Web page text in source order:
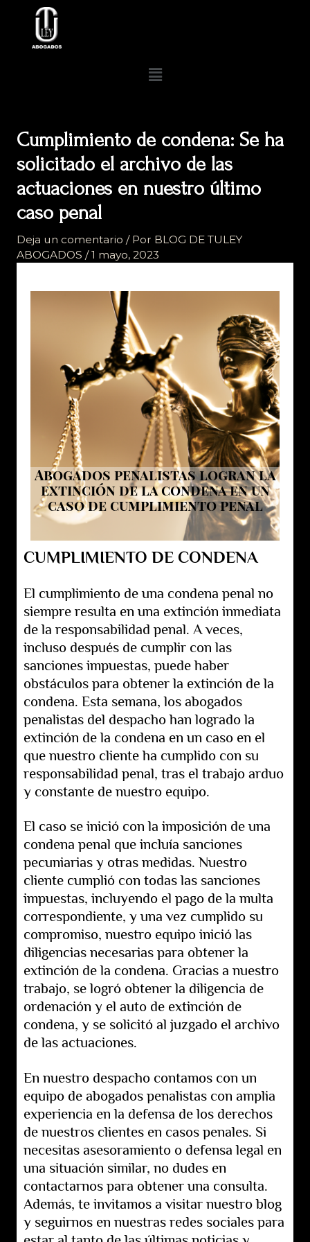
contenido
Menú
Cumplimiento de condena: Se ha
solicitado el archivo de las
actuaciones en nuestro último
caso penal
Deja un comentario / Por BLOG DE TULEY
ABOGADOS /1 mayo, 2023
Abogados penalistas logran la
extinción de la condena en un
caso de cumplimiento penal
CUMPLIMIENTO DE CONDENA
El cumplimiento de una condena penal no
siempre resulta en una extinción inmediata
de la responsabilidad penal. A veces,
incluso después de cumplir con las
sanciones impuestas, puede haber
obstáculos para obtener la extinción de la
condena. Esta semana, los abogados
penalistas del despacho han logrado la
extinción de la condena en un caso en el
que nuestro cliente ha cumplido con su
responsabilidad penal, tras el trabajo arduo
y constante de nuestro equipo.
El caso se inició con la imposición de una
condena penal que incluía sanciones
pecuniarias y otras medidas. Nuestro
cliente cumplió con todas las sanciones
impuestas, incluyendo el pago de la multa
correspondiente, y una vez cumplido su
compromiso, nuestro equipo inició las
diligencias necesarias para obtener la
extinción de la condena. Gracias a nuestro
trabajo, se logró obtener la diligencia de
ordenación y el auto de extinción de
condena, y se solicitó al juzgado el archivo
de las actuaciones.
En nuestro despacho contamos con un
equipo de abogados penalistas con amplia
experiencia en la defensa de los derechos
de nuestros clientes en casos penales. Si
necesitas asesoramiento o defensa legal en
una situación similar, no dudes en
contactarnos para obtener una consulta.
Además, te invitamos a visitar nuestro blog
y seguirnos en nuestras redes sociales para